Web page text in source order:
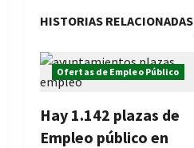
ó
n
d
e
HISTORIAS RELACIONADAS
Ofertas de Empleo Público
Hay 1.142 plazas de
Empleo público en